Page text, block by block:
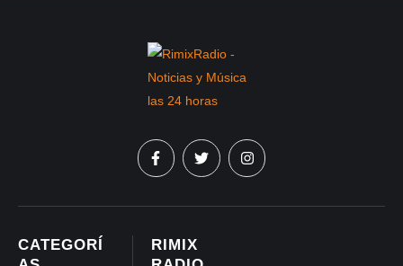
RIMIX
CATEGORÍ